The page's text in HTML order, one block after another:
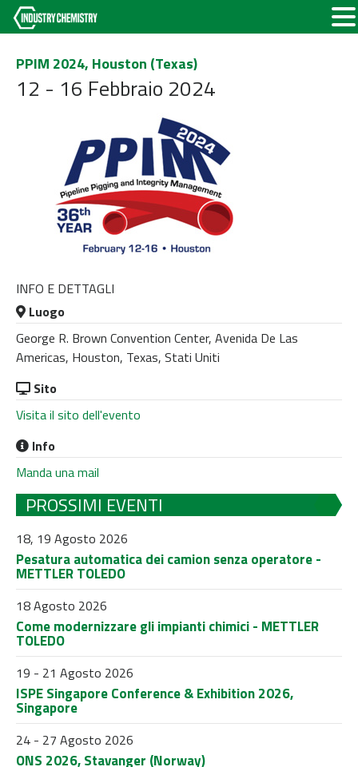
PPIM 2024, Houston (Texas)
12 - 16 Febbraio 2024
INFO E DETTAGLI
Luogo
George R. Brown Convention Center, Avenida De Las
Americas, Houston, Texas, Stati Uniti
Sito
Visita il sito dell'evento
Info
Manda una mail
PROSSIMI EVENTI
18, 19 Agosto 2026
Pesatura automatica dei camion senza operatore -
METTLER TOLEDO
18 Agosto 2026
Come modernizzare gli impianti chimici - METTLER
TOLEDO
19 - 21 Agosto 2026
ISPE Singapore Conference & Exhibition 2026,
Singapore
24 - 27 Agosto 2026
ONS 2026, Stavanger (Norway)